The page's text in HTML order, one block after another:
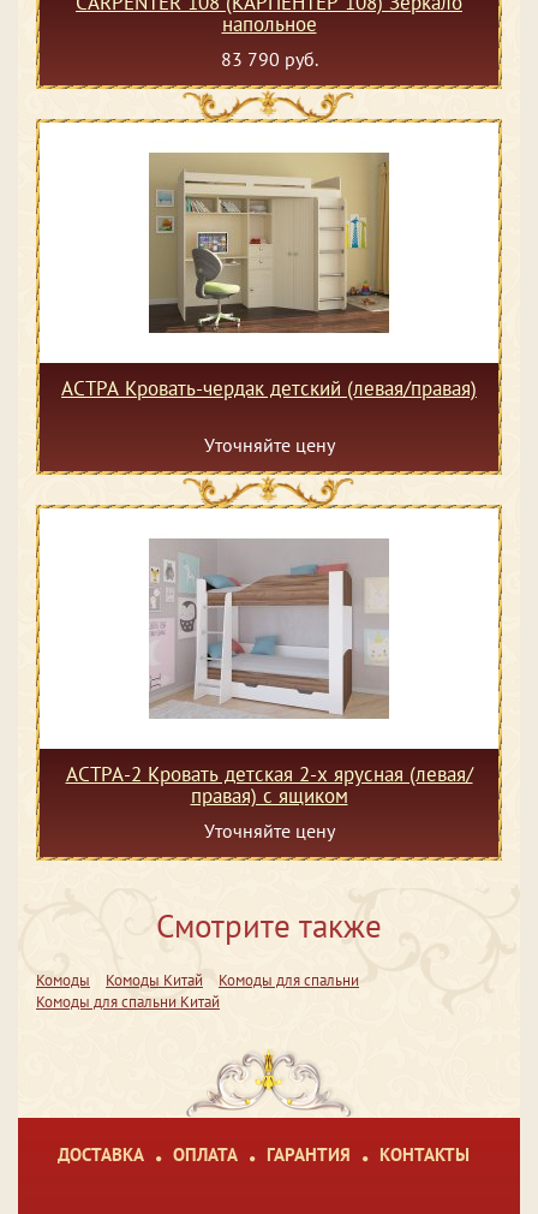
напольное
83 790 руб.
АСТРА Кровать-чердак детский (левая/правая)
Уточняйте цену
АСТРА-2 Кровать детская 2-х ярусная (левая/
правая) с ящиком
Уточняйте цену
Смотрите также
Комоды Комоды Китай
Комоды для спальни
Комоды для спальни Китай
ДОСТАВКА ОПЛАТА ГАРАНТИЯ КОНТАКТЫ